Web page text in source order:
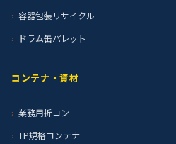
容器包装リサイクル
ドラム缶パレット
コンテナ・資材
業務用折コン
TP規格コンテナ